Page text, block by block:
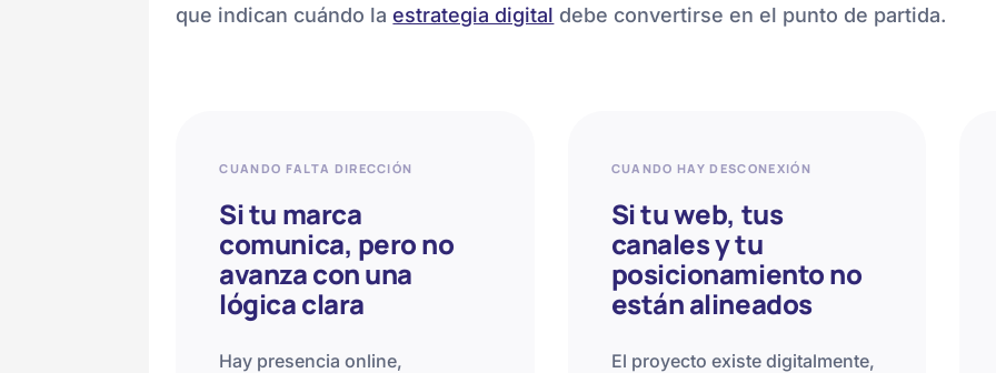
que indican cuándo laestrategia digital debe convertirse en el punto de partida.
CUANDO FALTA DIRECCIÓN
Si tu marca
comunica, pero no
avanza con una
lógica clara
Hay presencia online,
CUANDO HAY DESCONEXIÓN
Si tu web, tus
canales y tu
posicionamiento no
están alineados
El proyecto existe digitalmente,